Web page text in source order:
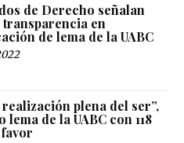
de Derecho señalan
transparencia en
de lema de la UABC
plena del ser”,
lema de la UABC con 118